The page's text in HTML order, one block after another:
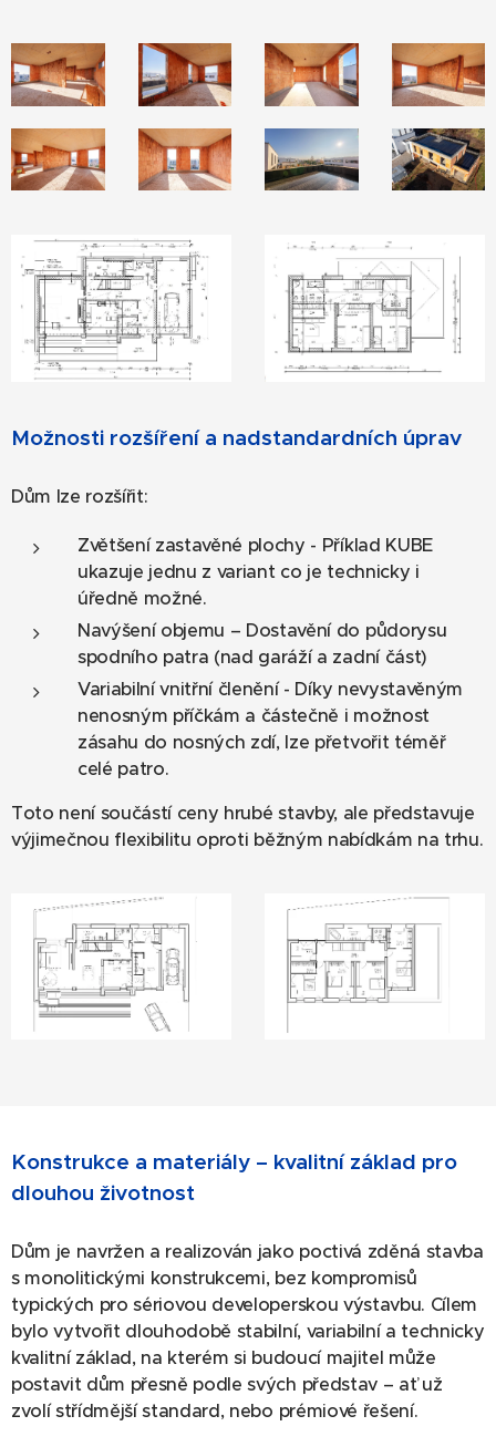
Možnosti rozšíření a nadstandardních úprav
Dům lze rozšířit:
Zvětšení zastavěné plochy - Příklad KUBE
ukazuje jednu z variant co je technicky i
úředně možné.
Navýšení objemu – Dostavění do půdorysu
spodního patra (nad garáží a zadní část)
Variabilní vnitřní členění - Díky nevystavěným
nenosným příčkám a částečně i možnost
zásahu do nosných zdí, lze přetvořit téměř
celé patro.
Toto není součástí ceny hrubé stavby, ale představuje
výjimečnou flexibilitu oproti běžným nabídkám na trhu.
Konstrukce a materiály – kvalitní základ pro
dlouhou životnost
Dům je navržen a realizován jako poctivá zděná stavba
s monolitickými konstrukcemi, bez kompromisů
typických pro sériovou developerskou výstavbu. Cílem
bylo vytvořit dlouhodobě stabilní, variabilní a technicky
kvalitní základ, na kterém si budoucí majitel může
postavit dům přesně podle svých představ – ať už
zvolí střídmější standard, nebo prémiové řešení.